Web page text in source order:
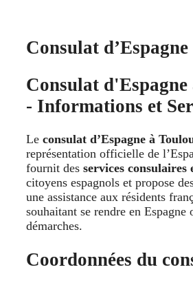
Consulat
Consulat d'Espagne
- Informations et
Le consulat d’Espagne à
représentation officielle de
fournit des services consulaires
citoyens espagnols et propose
une assistance aux résidents
souhaitant se rendre en Espagne
démarches.
Coordonnées du